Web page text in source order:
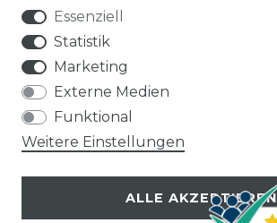
Split Sets
Klimaanlagen
Essenziell
Statistik
Marketing
Externe Medien
Funktional
Weitere Einstellungen
ALLE AKZEPTIEREN